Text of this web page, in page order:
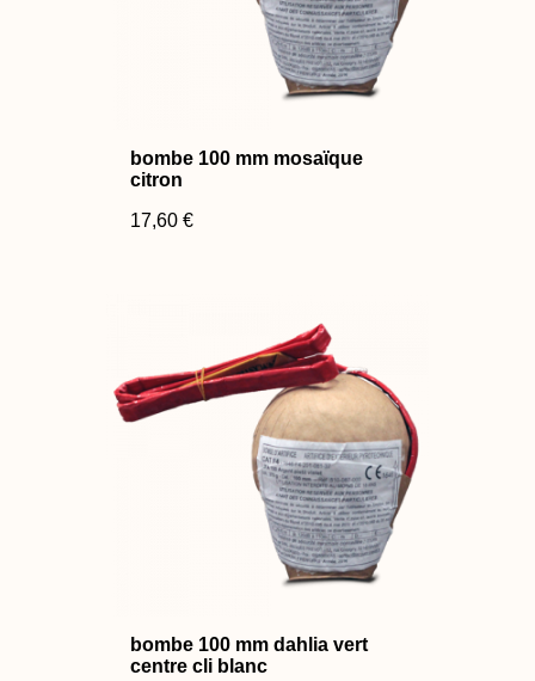
bombe 100 mm mosaïque
citron
17,60 €
bombe 100 mm dahlia vert
centre cli blanc